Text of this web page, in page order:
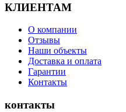
КЛИЕНТАМ
О компании
Отзывы
Наши объекты
Доставка и оплата
Гарантии
Контакты
контакты